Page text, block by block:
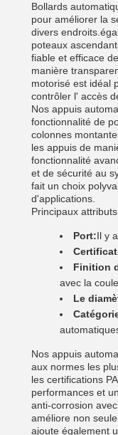
Bollards
pour améliorer la
divers
poteaux
fiable et efficace
manière
motorisé est idéal
contrôler l' accès
Nos appuis
fonctionnalité de
colonnes
les appuis de
fonctionnalité
et de sécurité au
fait un choix
d'applications.
Principaux
Port:Il y
Finition
avec la
Le
Nos appuis
aux normes les
les certifications
performances et
anti-corrosion
améliore non
ajoute également